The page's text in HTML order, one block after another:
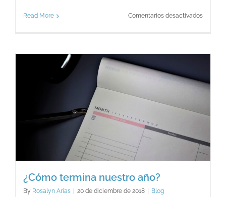
Read More Comentarios desactivadosen
dos
¿Cómo termina nuestro año?
By Rosalyn Arias 20 de diciembre de 2018 Blog